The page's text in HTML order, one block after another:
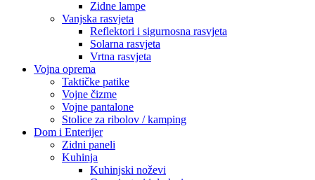
Zidne lampe
Vanjska rasvjeta
Reflektori i sigurnosna rasvjeta
Solarna rasvjeta
Vrtna rasvjeta
Vojna oprema
Taktičke patike
Vojne čizme
Vojne pantalone
Stolice za ribolov / kamping
Dom i Enterijer
Zidni paneli
Kuhinja
Kuhinjski noževi